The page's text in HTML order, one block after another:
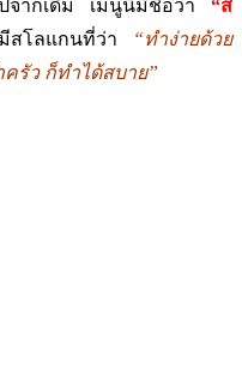
จากเดิม เมนูนี้มีชื่อว่า
“ส
สโลแกนที่ว่า
“ทำง่ายด้วย
ครัว ก็ทำได้สบาย”